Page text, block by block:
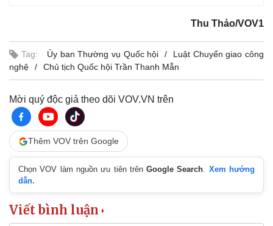
Thu Thảo/VOV1
Tag: Ủy ban Thường vụ Quốc hội
Luật Chuyển giao công
nghệ
Chủ tịch Quốc hội Trần Thanh Mẫn
Mời quý độc giả theo dõi VOV.VN trên
Thêm VOV trên Google
Chọn VOV làm nguồn ưu tiên trênGoogle Search. Xem hướng
dẫn.
Viết bình luận